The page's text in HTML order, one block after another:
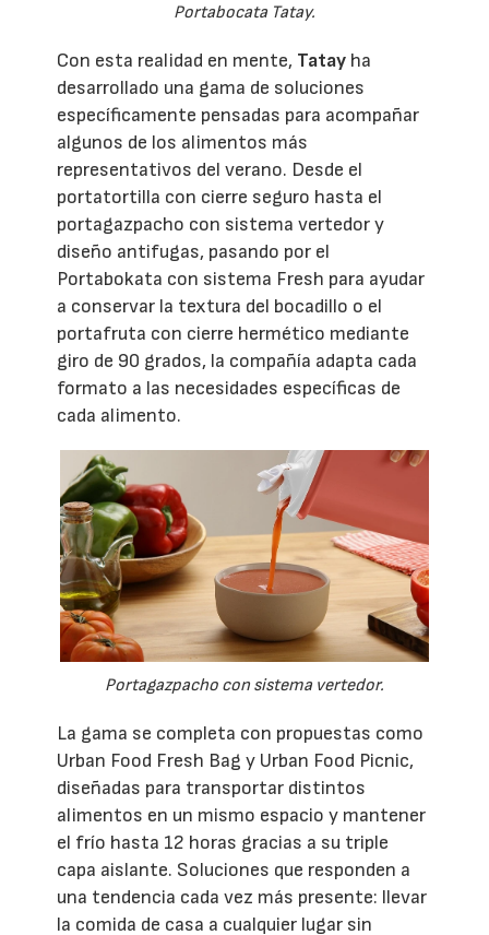
Portabocata Tatay.
Con esta realidad en mente, Tatay ha
desarrollado una gama de soluciones
específicamente pensadas para acompañar
algunos de los alimentos más
representativos del verano. Desde el
portatortilla con cierre seguro hasta el
portagazpacho con sistema vertedor y
diseño antifugas, pasando por el
Portabokata con sistema Fresh para ayudar
a conservar la textura del bocadillo o el
portafruta con cierre hermético mediante
giro de 90 grados, la compañía adapta cada
formato a las necesidades específicas de
cada alimento.
Portagazpacho con sistema vertedor.
La gama se completa con propuestas como
Urban Food Fresh Bag y Urban Food Picnic,
diseñadas para transportar distintos
alimentos en un mismo espacio y mantener
el frío hasta 12 horas gracias a su triple
capa aislante. Soluciones que responden a
una tendencia cada vez más presente: llevar
la comida de casa a cualquier lugar sin